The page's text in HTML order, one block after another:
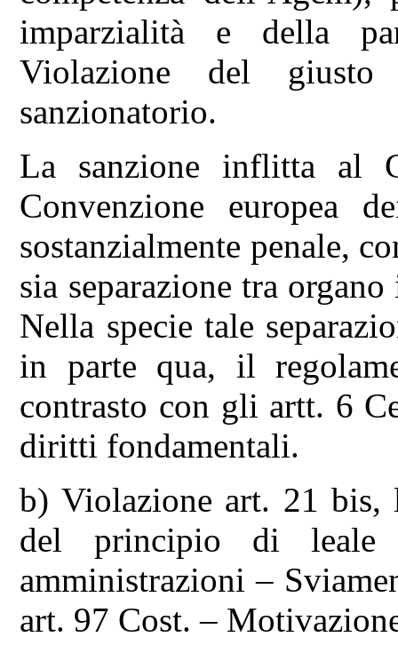
imparzialità e della
Violazione del giusto
sanzionatorio.
La sanzione inflitta al
Convenzione europea
sostanzialmente penale,
sia separazione tra
Nella specie tale
in parte qua, il
contrasto con gli artt. 6
diritti fondamentali.
b) Violazione art. 21
del principio di leale
amministrazioni –
art. 97 Cost. –